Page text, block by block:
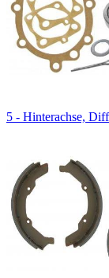
5 - Hinterachse,